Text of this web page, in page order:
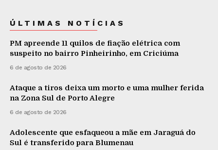
ÚLTIMAS NOTÍCIAS
PM apreende 11 quilos de fiação elétrica com
suspeito no bairro Pinheirinho, em Criciúma
6 de agosto de 2026
Ataque a tiros deixa um morto e uma mulher ferida
na Zona Sul de Porto Alegre
6 de agosto de 2026
Adolescente que esfaqueou a mãe em Jaraguá do
Sul é transferido para Blumenau